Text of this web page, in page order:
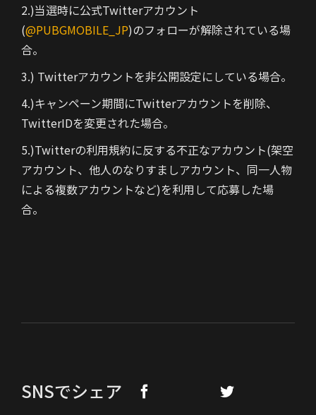
2.)当選時に公式Twitterアカウント
(@PUBGMOBILE_JP)のフォローが解除されている場
合。
3.) Twitterアカウントを非公開設定にしている場合。
4.)キャンペーン期間にTwitterアカウントを削除、
TwitterIDを変更された場合。
5.)Twitterの利用規約に反する不正なアカウント(架空
アカウント、他人のなりすましアカウント、同一人物
による複数アカウントなど)を利用して応募した場
合。
SNSでシェア